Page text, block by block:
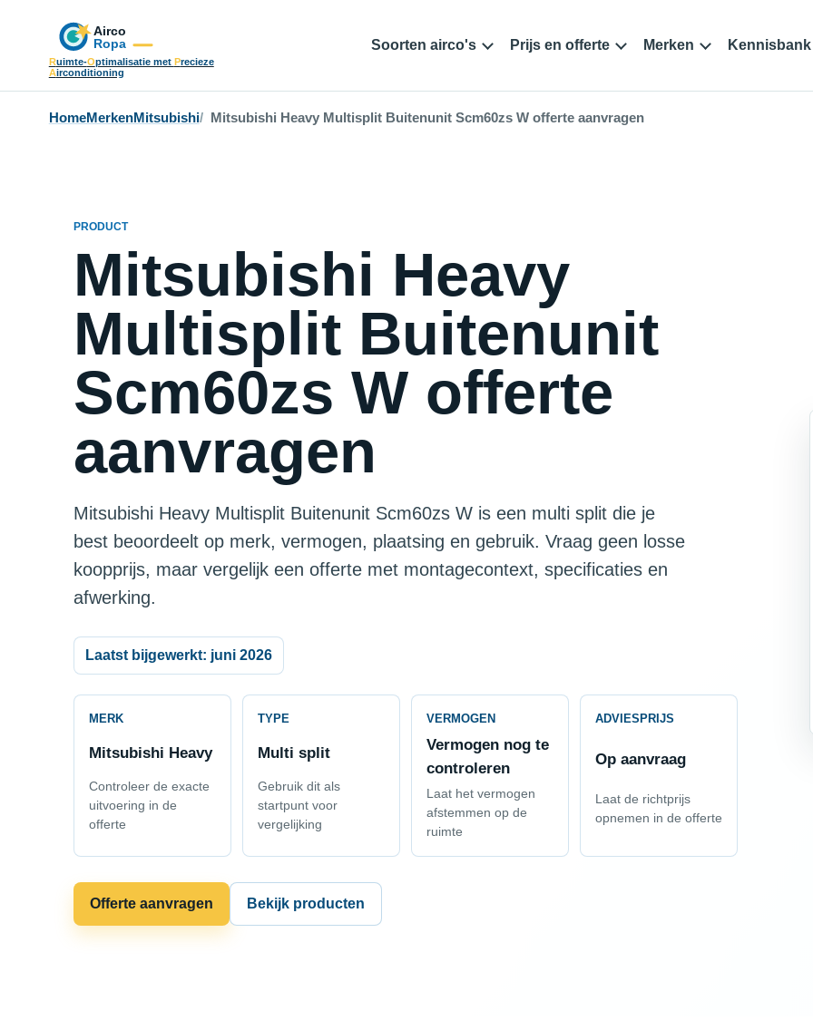
Ruimte-Optimalisatie met Precieze
Airconditioning
Soorten airco's Prijs en offerte Merken Kennisbank
HomeMerkenMitsubishi Mitsubishi Heavy Multisplit Buitenunit Scm60zs W offerte aanvragen
PRODUCT
Mitsubishi Heavy
Multisplit Buitenunit
Scm60zs W offerte
aanvragen
Mitsubishi Heavy Multisplit Buitenunit Scm60zs W is een multi split die je
best beoordeelt op merk, vermogen, plaatsing en gebruik. Vraag geen losse
koopprijs, maar vergelijk een offerte met montagecontext, specificaties en
afwerking.
Laatst bijgewerkt: juni 2026
MERK
Mitsubishi Heavy
Controleer de exacte
uitvoering in de
offerte
TYPE
Multi split
Gebruik dit als
startpunt voor
vergelijking
VERMOGEN
Vermogen nog te
controleren
Laat het vermogen
afstemmen op de
ruimte
ADVIESPRIJS
Op aanvraag
Laat de richtprijs
opnemen in de offerte
Offerte aanvragen Bekijk producten